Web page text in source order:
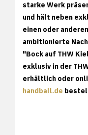
starke Werk
und hält neben
einen oder
ambitionierte
"Bock auf THW
exklusiv in der
erhältlich oder
handball.de